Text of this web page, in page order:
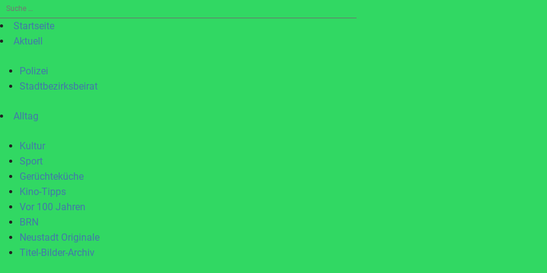
Suche
nach:Startseite
Aktuell
Polizei
Stadtbezirksbeirat
Alltag
Kultur
Sport
Gerüchteküche
Kino-Tipps
Vor 100 Jahren
BRN
Neustadt Originale
Titel-Bilder-Archiv